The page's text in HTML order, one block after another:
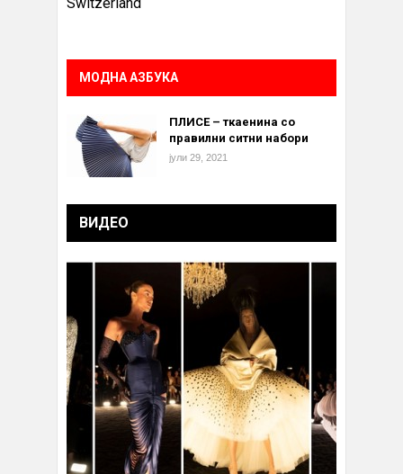
МОДНА АЗБУКА
ПЛИСЕ – ткаенина со
правилни ситни набори
јули 29, 2021
ВИДЕО